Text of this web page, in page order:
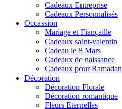
Cadeaux Entreprise
Cadeaux Personnalisés
Occassion
Mariage et Fiançaille
Cadeaux saint-valentin
Cadeau le 8 Mars
Cadeaux de naissance
Cadeaux pour Ramadan
Décoration
Décoration Florale
Décoration romantique
Fleurs Eternelles